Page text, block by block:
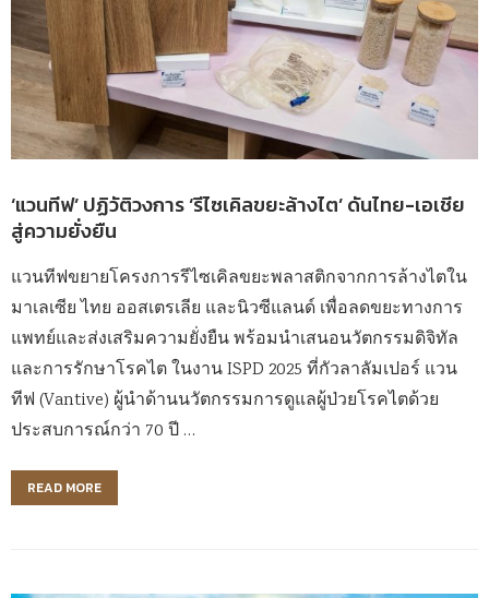
‘แวนทีฟ’ ปฏิวัติวงการ ‘รีไซเคิลขยะล้างไต’ ดันไทย-เอเชีย
สู่ความยั่งยืน
แวนทีฟขยายโครงการรีไซเคิลขยะพลาสติกจากการล้างไตใน
มาเลเซีย ไทย ออสเตรเลีย และนิวซีแลนด์ เพื่อลดขยะทางการ
แพทย์และส่งเสริมความยั่งยืน พร้อมนำเสนอนวัตกรรมดิจิทัล
และการรักษาโรคไต ในงาน ISPD 2025 ที่กัวลาลัมเปอร์ แวน
ทีฟ (Vantive) ผู้นำด้านนวัตกรรมการดูแลผู้ป่วยโรคไตด้วย
ประสบการณ์กว่า 70 ปี …
READ MORE